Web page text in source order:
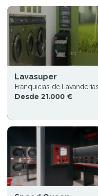
Lavasuper
Franquicias de
Desde 21.000 €